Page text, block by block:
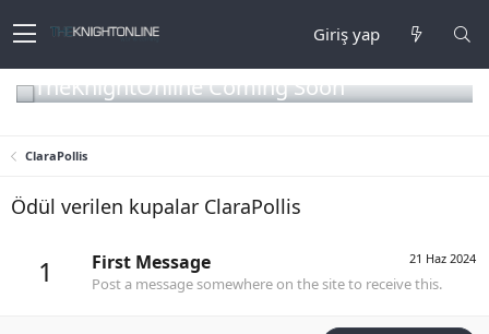
Giriş yap
TheKnightOnline Coming Soon
ClaraPollis
Ödül verilen kupalar ClaraPollis
1 21 Haz 2024
First Message
Post a message somewhere on the site to receive this.